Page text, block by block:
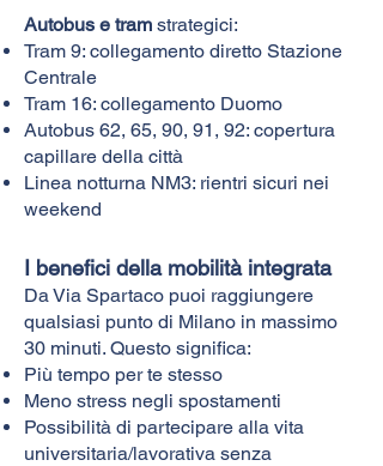
Autobus e tram strategici:
Tram 9: collegamento diretto Stazione
Centrale
Tram 16: collegamento Duomo
Autobus 62, 65, 90, 91, 92: copertura
capillare della città
Linea notturna NM3: rientri sicuri nei
weekend
I benefici della mobilità integrata
Da Via Spartaco puoi raggiungere
qualsiasi punto di Milano in massimo
30 minuti. Questo significa:
Più tempo per te stesso
Meno stress negli spostamenti
Possibilità di partecipare alla vita
universitaria/lavorativa senza